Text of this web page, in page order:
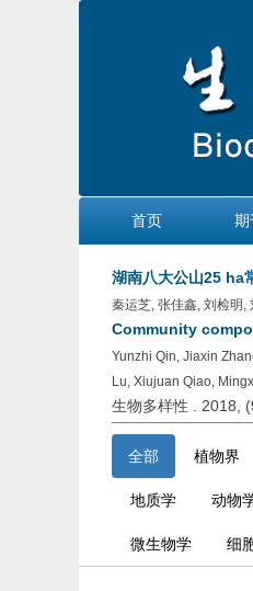
首页 期
湖南八大公山25 ha
秦运芝, 张佳鑫, 刘检明,
Community
Yunzhi Qin, Jiaxin
Lu, Xiujuan Qiao,
生物多样性 . 2018, (
全部 植物界
地质学 动物
微生物学 细